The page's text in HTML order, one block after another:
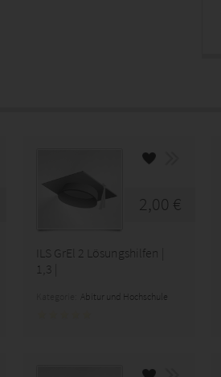
2,00 €
ILS GrEl 2 Lösungshilfen |
1,3 |
Abitur und Hochschule